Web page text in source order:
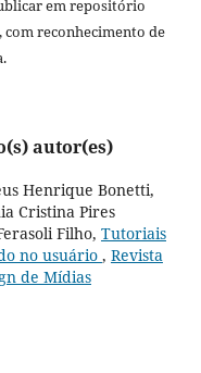
em repositório
reconhecimento de
autor(es)
Henrique Bonetti,
Cristina Pires
Filho, Tutoriais
no usuário , Revista
de Mídias